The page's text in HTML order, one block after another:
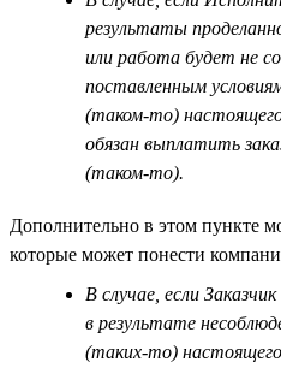
результаты
или работа будет не
поставленным
(таком-то)
обязан выплатить
(таком-то).
Дополнительно в этом пункте
которые может понести
В случае, если
в результате
(таких-то)